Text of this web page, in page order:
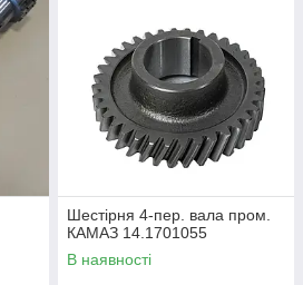
Шестірня 4-пер. вала пром.
КАМАЗ 14.1701055
В наявності